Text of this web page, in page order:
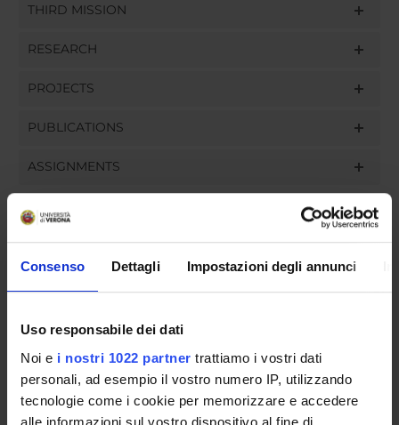
Consenso Dettagli Impostazioni degli annunci
Uso responsabile dei dati
Noi e i nostri 1022 partner trattiamo i vostri dati
personali, ad esempio il vostro numero IP, utilizzando
tecnologie come i cookie per memorizzare e accedere
alle informazioni sul vostro dispositivo al fine di
THIRD MISSION
RESEARCH
PROJECTS
PUBLICATIONS
ASSIGNMENTS
ORGANISATION
COMMITTEES
DEPARTMENT ADMINISTRATION OFFICES
STUDENT ADMINISTRATION OFFICES